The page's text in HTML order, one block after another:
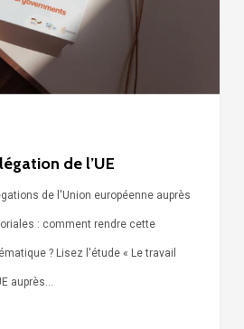
de l’UE
de l'Union européenne auprès
: comment rendre cette
? Lisez l'étude « Le travail
auprès…